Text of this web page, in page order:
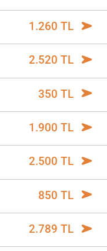
1.260 TL
2.520 TL
350 TL
1.900 TL
2.500 TL
850 TL
2.789 TL